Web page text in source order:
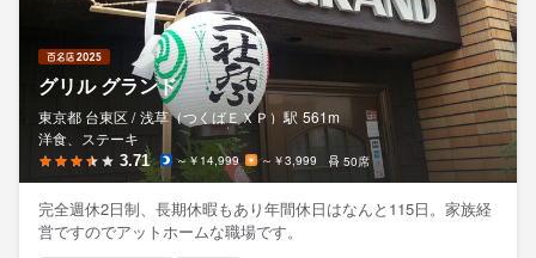
グリル グランド
東京都 台東区 / 浅草（つくばＥＸＰ） 駅 561m
洋食、ステーキ
3.71 ～￥14,999 ～￥3,999 50席
完全週休2日制、長期休暇もあり年間休日はなんと115日。家族経
営ですのでアットホームな職場です。